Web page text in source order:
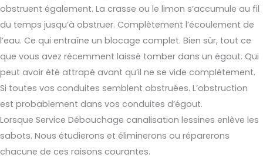
obstruent également. La crasse ou le limon s’accumule au fil
du temps jusqu’à obstruer. Complètement l’écoulement de
l’eau. Ce qui entraîne un blocage complet. Bien sûr, tout ce
que vous avez récemment laissé tomber dans un égout. Qui
peut avoir été attrapé avant qu’il ne se vide complètement.
Si toutes vos conduites semblent obstruées. L’obstruction
est probablement dans vos conduites d’égout.
Lorsque Service Débouchage canalisation lessines enlève les
sabots. Nous étudierons et éliminerons ou réparerons
chacune de ces raisons courantes.